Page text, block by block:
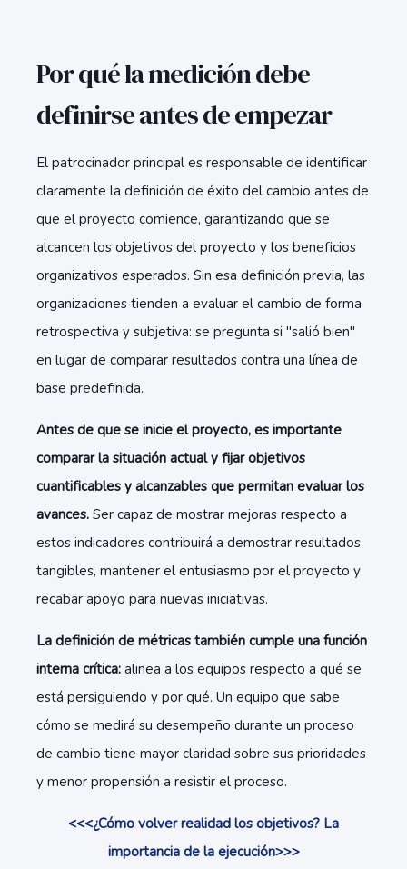
Por qué la medición debe
definirse antes de empezar
El patrocinador principal es responsable de identificar
claramente la definición de éxito del cambio antes de
que el proyecto comience, garantizando que se
alcancen los objetivos del proyecto y los beneficios
organizativos esperados. Sin esa definición previa, las
organizaciones tienden a evaluar el cambio de forma
retrospectiva y subjetiva: se pregunta si "salió bien"
en lugar de comparar resultados contra una línea de
base predefinida.
Antes de que se inicie el proyecto, es importante
comparar la situación actual y fijar objetivos
cuantificables y alcanzables que permitan evaluar los
avances. Ser capaz de mostrar mejoras respecto a
estos indicadores contribuirá a demostrar resultados
tangibles, mantener el entusiasmo por el proyecto y
recabar apoyo para nuevas iniciativas.
La definición de métricas también cumple una función
interna crítica: alinea a los equipos respecto a qué se
está persiguiendo y por qué. Un equipo que sabe
cómo se medirá su desempeño durante un proceso
de cambio tiene mayor claridad sobre sus prioridades
y menor propensión a resistir el proceso.
<<<¿Cómo volver realidad los objetivos? La
importancia de la ejecución>>>